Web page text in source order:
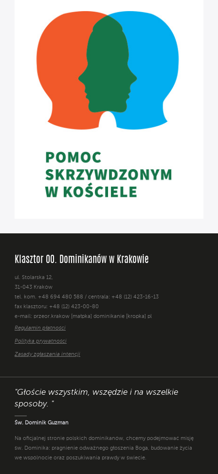
Klasztor OO. Dominikanów w Krakowie
ul. Stolarska 12,
31-043 Kraków
tel. kom. +48 694 480 588 / centrala: +48 (12) 423-16-13
fax klasztoru: +48 (12) 423-00-80
e-mail: przeor.krakow [małpka] dominikanie [kropka] pl
Regulamin płatności
Polityka prywatności
Zasady zgłaszania intencji
"Głoście wszystkim, wszędzie i na wszelkie
sposoby. "
Św. Dominik Guzman
Na oficjalnej stronie polskich dominikanów, chcemy podejmować misję
św. Dominika: pragnienie odważnego głoszenia Boga, budowanie życia
we wspólnocie oraz poszukiwania prawdy w świecie.